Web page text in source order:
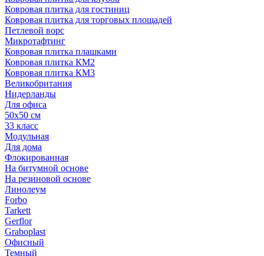
Ковровая плитка для гостиниц
Ковровая плитка для торговых площадей
Петлевой ворс
Микротафтинг
Ковровая плитка плашками
Ковровая плитка КМ2
Ковровая плитка КМ3
Великобритания
Нидерланды
Для офиса
50х50 см
33 класс
Модульная
Для дома
Флокированная
На битумной основе
На резиновой основе
Линолеум
Forbo
Tarkett
Gerflor
Graboplast
Офисный
Темный